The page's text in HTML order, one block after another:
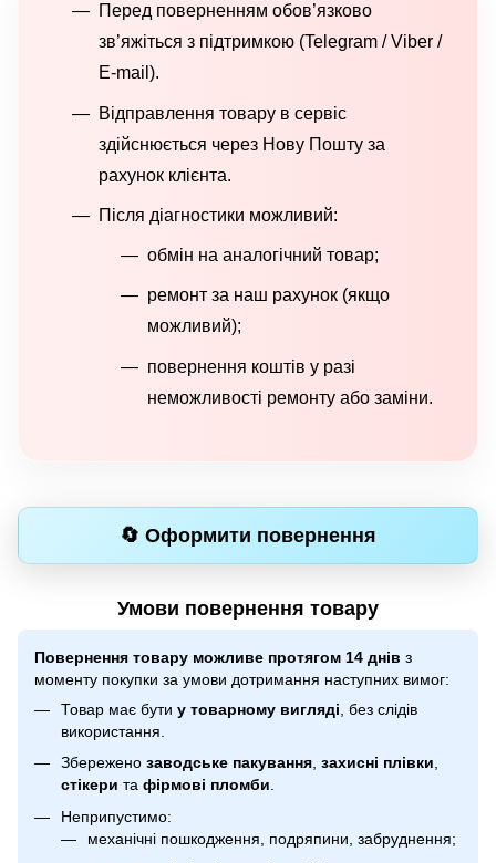
Перед поверненням обов’язково
зв’яжіться з підтримкою (Telegram / Viber /
E-mail).
Відправлення товару в сервіс
здійснюється через Нову Пошту за
рахунок клієнта.
Після діагностики можливий:
обмін на аналогічний товар;
ремонт за наш рахунок (якщо
можливий);
повернення коштів у разі
неможливості ремонту або заміни.
🔄 Оформити повернення
Умови повернення товару
Повернення товару можливе протягом 14 днів з
моменту покупки за умови дотримання наступних вимог:
Товар має бути у товарному вигляді , без слідів
використання.
Збережено заводське пакування, захисні плівки,
стікери та фірмові пломби.
Неприпустимо:
механічні пошкодження, подряпини, забруднення;